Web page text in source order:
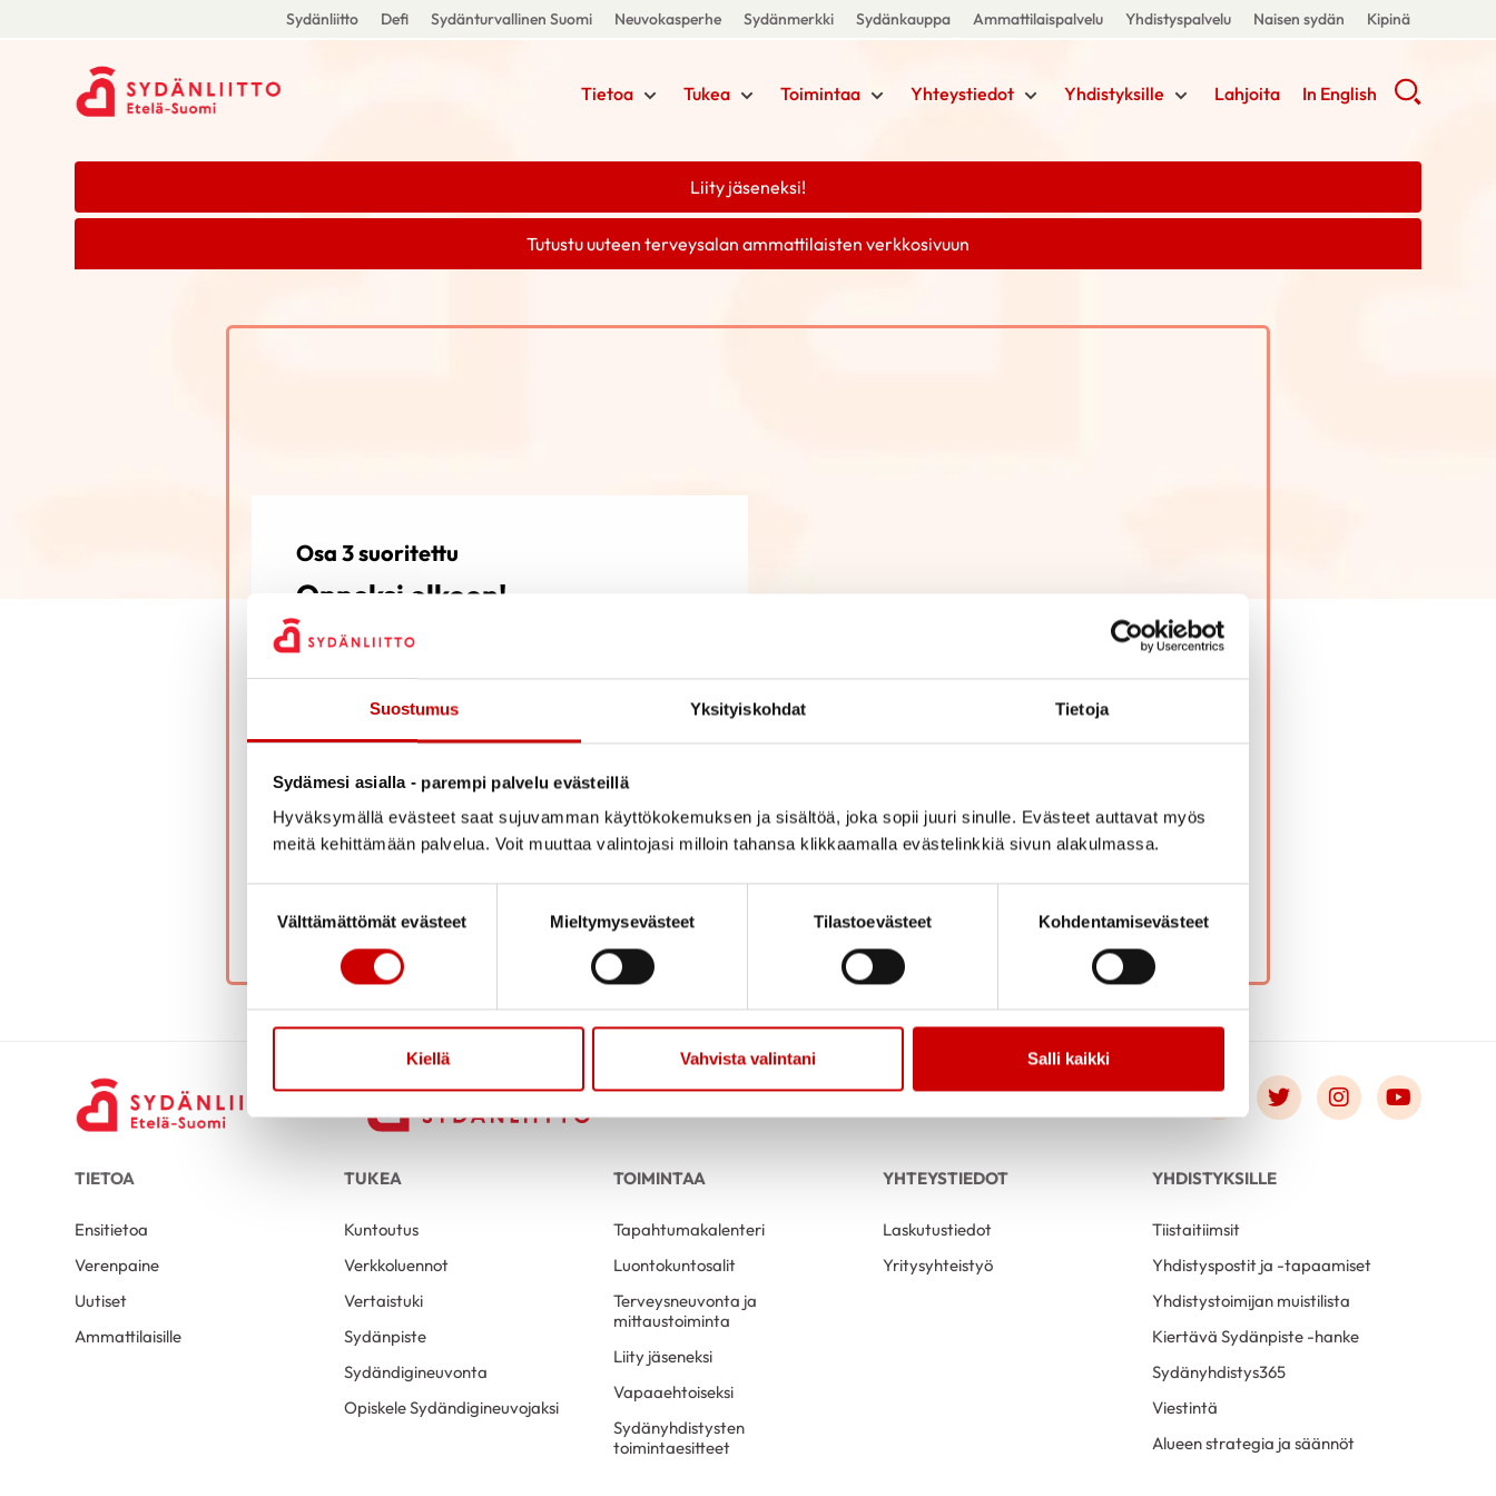
Suostumus Yksityiskohdat Tietoja
Sydämesi asialla - parempi palvelu evästeillä
Hyväksymällä evästeet saat sujuvamman käyttökokemuksen ja sisältöä, joka sopii juuri sinulle. Evästeet auttavat myös
meitä kehittämään palvelua. Voit muuttaa valintojasi milloin tahansa klikkaamalla evästelinkkiä sivun alakulmassa.
Välttämättömät evästeet
Mieltymysevästeet Tilastoevästeet Kohdentamisevästeet
Kiellä Vahvista valintani Salli kaikki
Sydänliitto Defi Sydänturvallinen Suomi Neuvokasperhe Sydänmerkki Sydänkauppa Ammattilaispalvelu Yhdistyspalvelu Naisen sydän Kipinä
Tietoa Tukea Toimintaa Yhteystiedot Yhdistyksille Lahjoita In English
Liity jäseneksi!
Tutustu uuteen terveysalan ammattilaisten verkkosivuun
Osa 3 suoritettu
Onneksi olkoon!
Olet suorittanut digiopastaja verkkomateriaalin. Toivottavasti materiaali oli sinulle hyödyllinen. Digiopastajan
tehtävä on erittäin merkityksellinen ja toivomme että liityt mukaan digiopastajiemme joukkoon.
Link to facebook
Link to twitter
Link to Link to
TIETOA
Ensitietoa
Verenpaine
Uutiset
Ammattilaisille
TUKEA
Kuntoutus
Verkkoluennot
Vertaistuki
Sydänpiste
Sydändigineuvonta
Opiskele Sydändigineuvojaksi
TOIMINTAA
Tapahtumakalenteri
Luontokuntosalit
Terveysneuvonta ja
mittaustoiminta
Liity jäseneksi
Vapaaehtoiseksi
Sydänyhdistysten
toimintaesitteet
YHTEYSTIEDOT
Laskutustiedot
Yritysyhteistyö
YHDISTYKSILLE
Tiistaitiimsit
Yhdistyspostit ja -tapaamiset
Yhdistystoimijan muistilista
Kiertävä Sydänpiste -hanke
Sydänyhdistys365
Viestintä
Alueen strategia ja säännöt